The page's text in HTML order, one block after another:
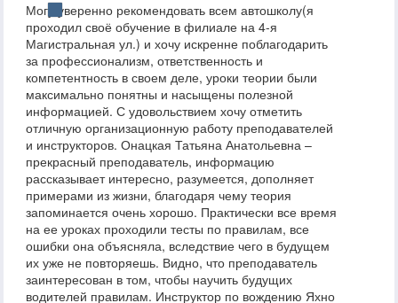
Могу уверенно рекомендовать всем автошколу(я
проходил своё обучение в филиале на 4-я
Магистральная ул.) и хочу искренне поблагодарить
за профессионализм, ответственность и
компетентность в своем деле, уроки теории были
максимально понятны и насыщены полезной
информацией. С удовольствием хочу отметить
отличную организационную работу преподавателей
и инструкторов. Онацкая Татьяна Анатольевна –
прекрасный преподаватель, информацию
рассказывает интересно, разумеется, дополняет
примерами из жизни, благодаря чему теория
запоминается очень хорошо. Практически все время
на ее уроках проходили тесты по правилам, все
ошибки она объясняла, вследствие чего в будущем
их уже не повторяешь. Видно, что преподаватель
заинтересован в том, чтобы научить будущих
водителей правилам. Инструктор по вождению Яхно